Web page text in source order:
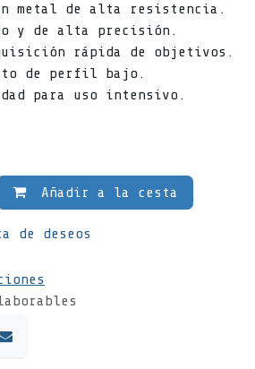
metal de alta resistencia.
y de alta precisión.
rápida de objetivos.
de perfil bajo.
para uso intensivo.
Añadir a la cesta
de deseos